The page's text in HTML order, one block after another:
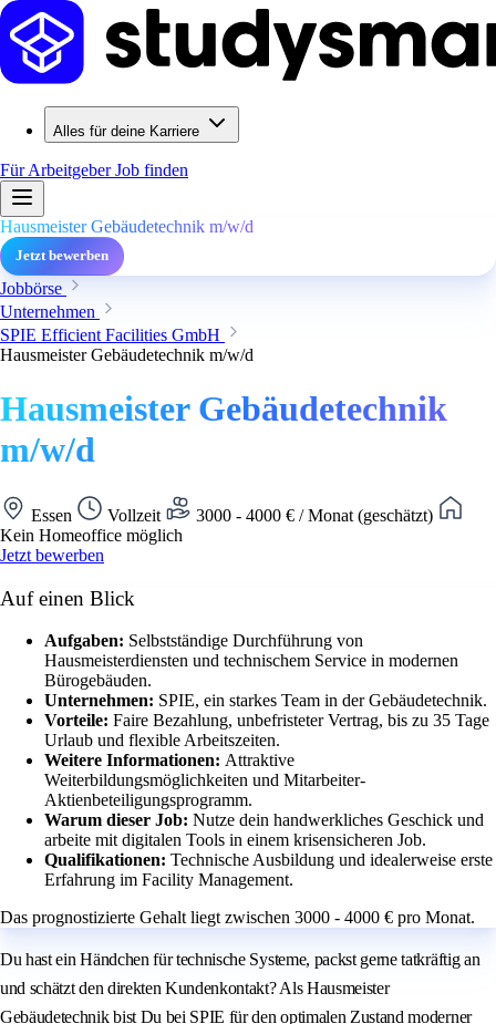
Alles für deine Karriere
Für ArbeitgeberJob finden
Hausmeister Gebäudetechnik m/w/d
Jetzt bewerben
Jobbörse
Unternehmen
SPIE Efficient Facilities GmbH
Hausmeister Gebäudetechnik m/w/d
Hausmeister Gebäudetechnik
m/w/d
Essen Vollzeit
3000 - 4000 € / Monat (geschätzt)
Kein Homeoffice möglich
Jetzt bewerben
Auf einen Blick
Aufgaben: Selbstständige Durchführung von
Hausmeisterdiensten und technischem Service in modernen
Bürogebäuden.
Unternehmen: SPIE, ein starkes Team in der Gebäudetechnik.
Vorteile: Faire Bezahlung, unbefristeter Vertrag, bis zu 35 Tage
Urlaub und flexible Arbeitszeiten.
Weitere Informationen: Attraktive
Weiterbildungsmöglichkeiten und Mitarbeiter-
Aktienbeteiligungsprogramm.
Warum dieser Job: Nutze dein handwerkliches Geschick und
arbeite mit digitalen Tools in einem krisensicheren Job.
Qualifikationen: Technische Ausbildung und idealerweise erste
Erfahrung im Facility Management.
Das prognostizierte Gehalt liegt zwischen 3000 - 4000 € pro Monat.
Du hast ein Händchen für technische Systeme, packst gerne tatkräftig an
und schätzt den direkten Kundenkontakt? Als Hausmeister
Gebäudetechnik bist Du bei SPIE für den optimalen Zustand moderner